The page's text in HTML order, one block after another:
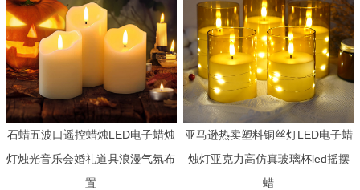
石蜡五波口遥控蜡烛LED电子蜡烛
灯烛光音乐会婚礼道具浪漫气氛布
置
亚马逊热卖塑料铜丝灯LED电子蜡
烛灯亚克力高仿真玻璃杯led摇摆
蜡